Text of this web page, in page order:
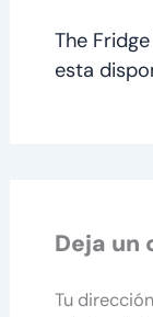
The
esta
Deja un
Tu